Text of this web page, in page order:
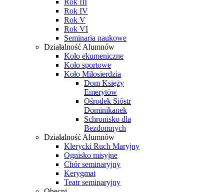
Rok III
Rok IV
Rok V
Rok VI
Seminaria naukowe
Działalność Alumnów
Koło ekumeniczne
Koło sportowe
Koło Miłosierdzia
Dom Księży
Emerytów
Ośrodek Sióstr
Dominikanek
Schronisko dla
Bezdomnych
Działalność Alumnów
Klerycki Ruch Maryjny
Ognisko misyjne
Chór seminaryjny
Kerygmat
Teatr seminaryjny